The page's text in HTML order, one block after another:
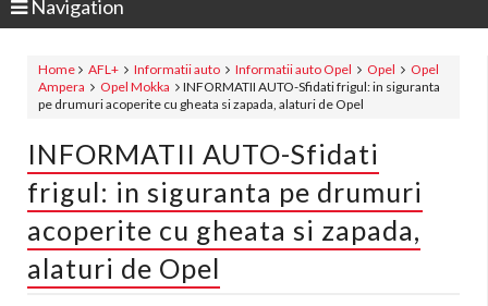
Navigation
Home AFL+ Informatii auto Informatii auto Opel Opel
Opel
Ampera
Opel Mokka
INFORMATII AUTO-Sfidati frigul: in siguranta
pe drumuri acoperite cu gheata si zapada, alaturi de Opel
INFORMATII AUTO-Sfidati
frigul: in siguranta pe drumuri
acoperite cu gheata si zapada,
alaturi de Opel